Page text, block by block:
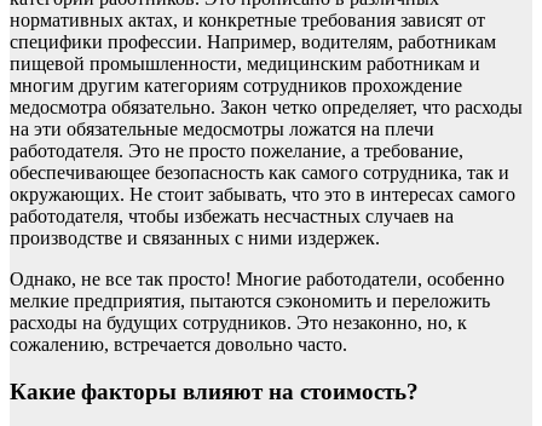
нормативных актах, и конкретные требования зависят от
специфики профессии. Например, водителям, работникам
пищевой промышленности, медицинским работникам и
многим другим категориям сотрудников прохождение
медосмотра обязательно. Закон четко определяет, что расходы
на эти обязательные медосмотры ложатся на плечи
работодателя. Это не просто пожелание, а требование,
обеспечивающее безопасность как самого сотрудника, так и
окружающих. Не стоит забывать, что это в интересах самого
работодателя, чтобы избежать несчастных случаев на
производстве и связанных с ними издержек.
Однако, не все так просто! Многие работодатели, особенно
мелкие предприятия, пытаются сэкономить и переложить
расходы на будущих сотрудников. Это незаконно, но, к
сожалению, встречается довольно часто.
Какие факторы влияют на стоимость?